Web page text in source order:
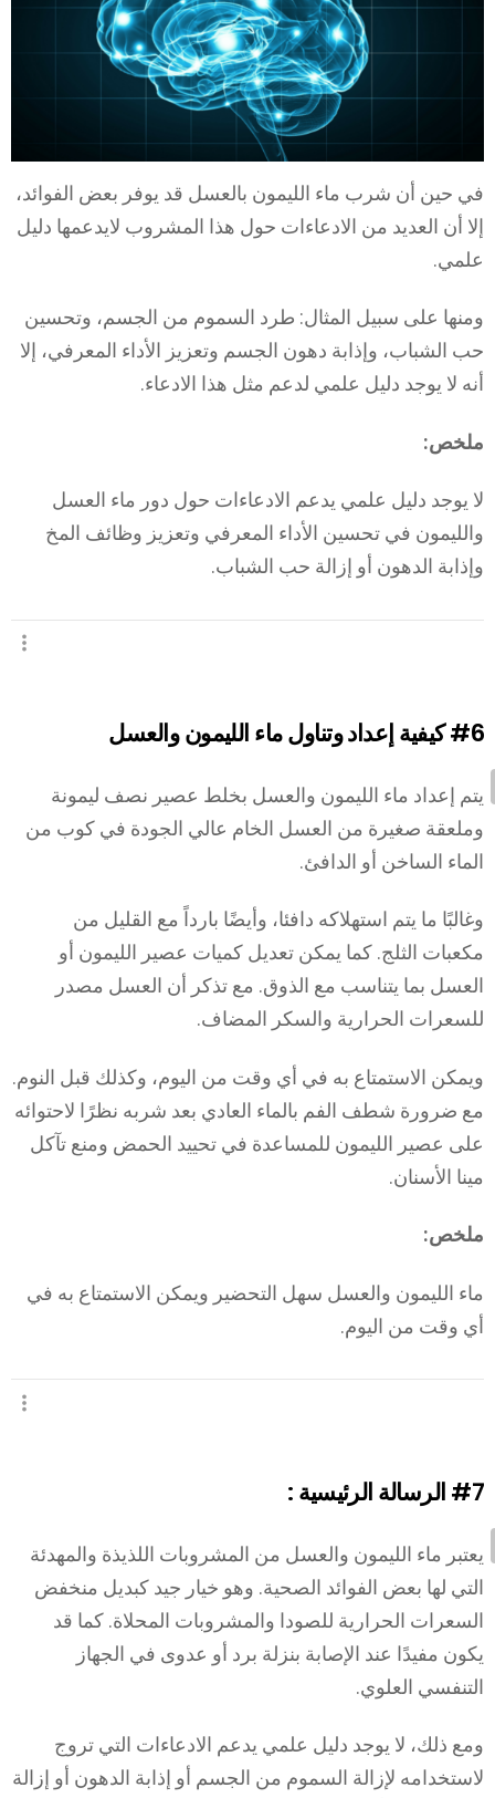
في حين أن شرب ماء الليمون بالعسل قد يوفر بعض الفوائد،
إلا أن العديد من الادعاءات حول هذا المشروب لايدعمها دليل
علمي.
ومنها على سبيل المثال: طرد السموم من الجسم، وتحسين
حب الشباب، وإذابة دهون الجسم وتعزيز الأداء المعرفي، إلا
أنه لا يوجد دليل علمي لدعم مثل هذا الادعاء.
ملخص:
لا يوجد دليل علمي يدعم الادعاءات حول دور ماء العسل
والليمون في تحسين الأداء المعرفي وتعزيز وظائف المخ
وإذابة الدهون أو إزالة حب الشباب.
#6كيفية إعداد وتناول ماء الليمون والعسل
يتم إعداد ماء الليمون والعسل بخلط عصير نصف ليمونة
وملعقة صغيرة من العسل الخام عالي الجودة في كوب من
الماء الساخن أو الدافئ.
وغالبًا ما يتم استهلاكه دافئا، وأيضًا بارداً مع القليل من
مكعبات الثلج. كما يمكن تعديل كميات عصير الليمون أو
العسل بما يتناسب مع الذوق. مع تذكر أن العسل مصدر
للسعرات الحرارية والسكر المضاف.
ويمكن الاستمتاع به في أي وقت من اليوم، وكذلك قبل النوم.
مع ضرورة شطف الفم بالماء العادي بعد شربه نظرًا لاحتوائه
على عصير الليمون للمساعدة في تحييد الحمض ومنع تآكل
مينا الأسنان.
ملخص:
ماء الليمون والعسل سهل التحضير ويمكن الاستمتاع به في
أي وقت من اليوم.
#7 الرسالة الرئيسية :
يعتبر ماء الليمون والعسل من المشروبات اللذيذة والمهدئة
التي لها بعض الفوائد الصحية. وهو خيار جيد كبديل منخفض
السعرات الحرارية للصودا والمشروبات المحلاة. كما قد
يكون مفيدًا عند الإصابة بنزلة برد أو عدوى في الجهاز
التنفسي العلوي.
ومع ذلك، لا يوجد دليل علمي يدعم الادعاءات التي تروج
لاستخدامه لإزالة السموم من الجسم أو إذابة الدهون أو إزالة